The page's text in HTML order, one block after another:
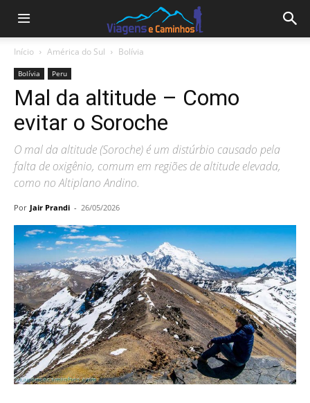
Início América do Sul Bolívia
Bolívia Peru
Mal da altitude – Como
evitar o Soroche
O mal da altitude (Soroche) é um distúrbio causado pela
falta de oxigênio, comum em regiões de altitude elevada,
como no Altiplano Andino.
Por Jair Prandi - 26/05/2026